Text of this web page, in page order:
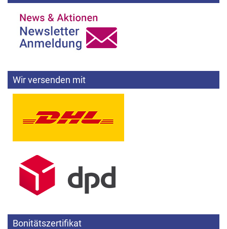
Wir versenden mit
Bonitätszertifikat